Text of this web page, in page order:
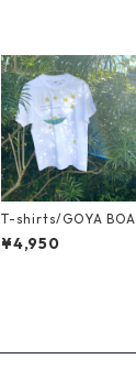
T-shirts/GOYA BOAT
&STAR FRUIT STARS
¥4,950